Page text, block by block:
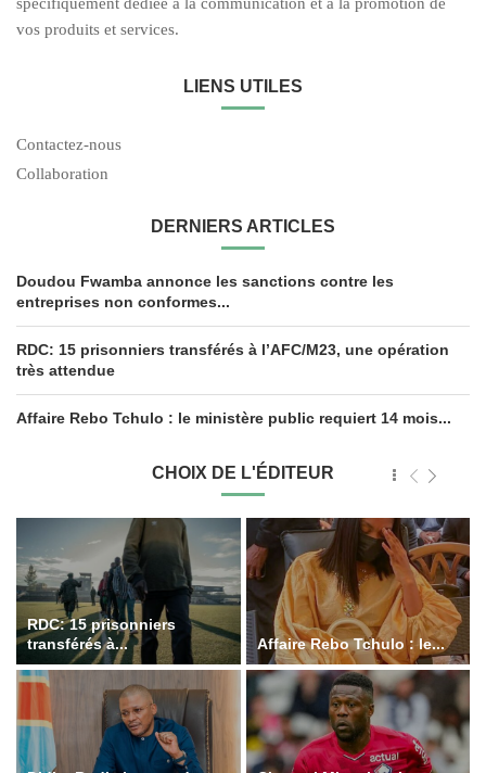
vos produits et services.
LIENS UTILES
Contactez-nous
Collaboration
DERNIERS ARTICLES
Doudou Fwamba annonce les sanctions contre les
entreprises non conformes...
RDC: 15 prisonniers transférés à l’AFC/M23, une opération
très attendue
Affaire Rebo Tchulo : le ministère public requiert 14 mois...
CHOIX DE L'ÉDITEUR
RDC: 15 prisonniers
transférés à...
Affaire Rebo Tchulo : le...